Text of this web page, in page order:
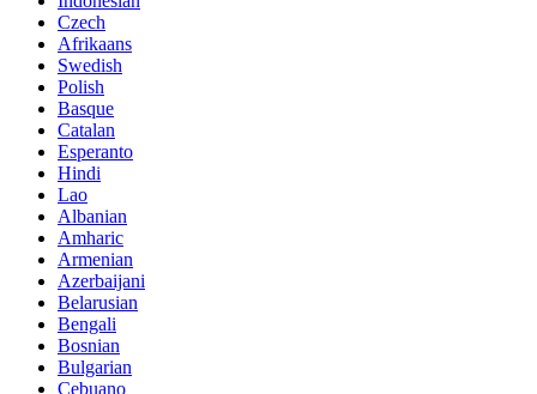
Czech
Afrikaans
Swedish
Polish
Basque
Catalan
Esperanto
Hindi
Lao
Albanian
Amharic
Armenian
Azerbaijani
Belarusian
Bengali
Bosnian
Bulgarian
Cebuano